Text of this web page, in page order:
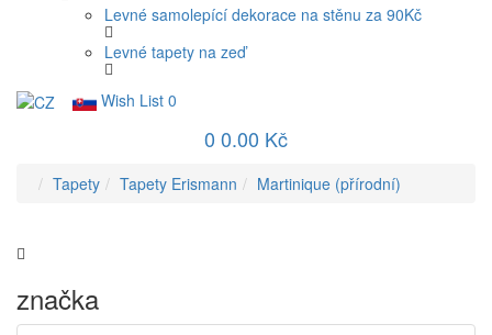
Levné samolepící dekorace na stěnu za 90Kč
Levné tapety na zeď
Wish List 0
0 0.00 Kč
Tapety Tapety Erismann Martinique (přírodní)
značka